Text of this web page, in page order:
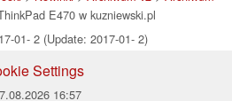
E470 w kuzniewski.pl
01- 2 (Update: 2017-01- 2)
Settings
16:57